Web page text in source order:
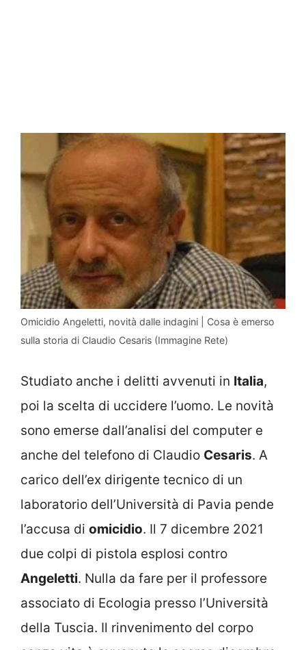
Omicidio Angeletti, novità dalle indagini | Cosa è emerso
sulla storia di Claudio Cesaris (Immagine Rete)
Studiato anche i delitti avvenuti in Italia,
poi la scelta di uccidere l’uomo. Le novità
sono emerse dall’analisi del computer e
anche del telefono di Claudio Cesaris. A
carico dell’ex dirigente tecnico di un
laboratorio dell’Università di Pavia pende
l’accusa di omicidio. Il 7 dicembre 2021
due colpi di pistola esplosi contro
Angeletti. Nulla da fare per il professore
associato di Ecologia presso l’Università
della Tuscia. Il rinvenimento del corpo